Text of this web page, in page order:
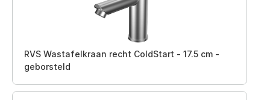
RVS Wastafelkraan recht ColdStart - 17.5 cm -
geborsteld